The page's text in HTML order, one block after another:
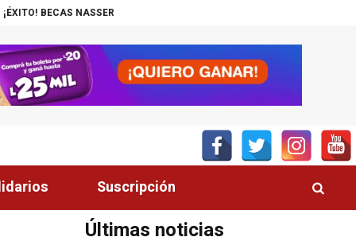
UNITEC ALCANZA MIL JÓVENES BENEFICIADOS
Suscripción
Últimas noticias